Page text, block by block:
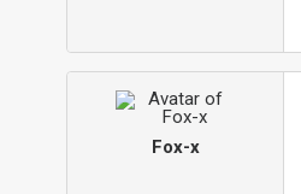
Fox-x